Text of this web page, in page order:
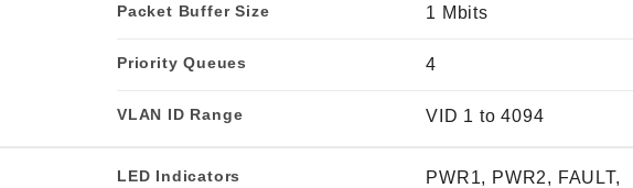
Packet Buffer Size 1 Mbits
Priority Queues 4
VLAN ID Range VID 1 to 4094
LED Indicators
PWR1, PWR2, FAULT,